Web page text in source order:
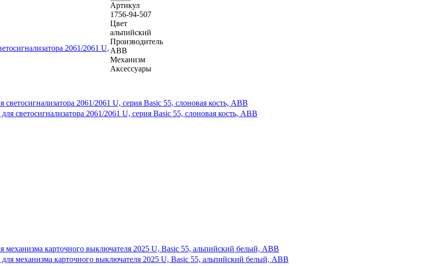
Артикул
1756-94-507
Цвет
альпийский
Производитель
ABB
Механизм
Аксессуары
2061/2061 U, серия Basic 55, слоновая кость, ABB
механизма карточного выключателя 2025 U, Basic 55, альпийский белый, ABB